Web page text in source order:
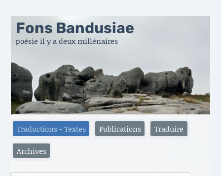
Fons Bandusiae
poésie il y a deux millénaires
Traductions - Textes Publications Traduire
Archives